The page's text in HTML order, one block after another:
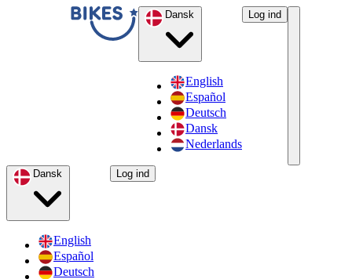
English
Español
Deutsch
Dansk
Nederlands
Log ind
English
Español
Deutsch
Log ind